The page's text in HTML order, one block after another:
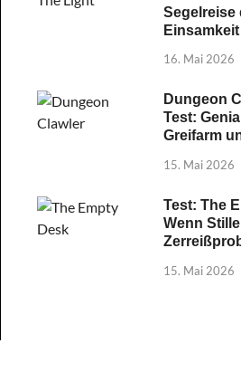
Segelreise
16. Mai 2026
Dungeon
Test:
Greifarm
15. Mai 2026
Test: The
Wenn
15. Mai 2026